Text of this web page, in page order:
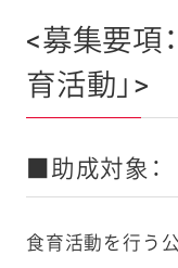
<募集要項
育活動」>
■助成対象：
食育活動を行う